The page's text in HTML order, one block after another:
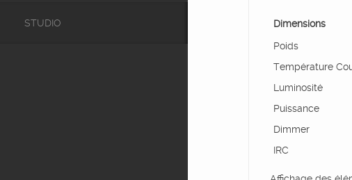
STUDIO Dimensions
Poids
Température
Luminosité
Puissance
Dimmer
IRC